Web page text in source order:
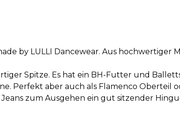
by LULLI Dancewear. Aus hochwertiger
Spitze. Es hat ein BH-Futter und
Perfekt aber auch als Flamenco Oberteil
zum Ausgehen ein gut sitzender